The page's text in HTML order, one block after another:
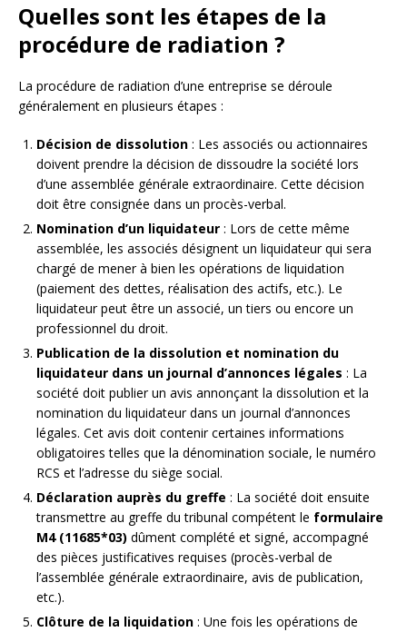
Quelles sont les étapes de la
procédure de radiation ?
La procédure de radiation d’une entreprise se déroule
généralement en plusieurs étapes :
Décision de dissolution : Les associés ou actionnaires
doivent prendre la décision de dissoudre la société lors
d’une assemblée générale extraordinaire. Cette décision
doit être consignée dans un procès-verbal.
Nomination d’un liquidateur : Lors de cette même
assemblée, les associés désignent un liquidateur qui sera
chargé de mener à bien les opérations de liquidation
(paiement des dettes, réalisation des actifs, etc.). Le
liquidateur peut être un associé, un tiers ou encore un
professionnel du droit.
Publication de la dissolution et nomination du
liquidateur dans un journal d’annonces légales : La
société doit publier un avis annonçant la dissolution et la
nomination du liquidateur dans un journal d’annonces
légales. Cet avis doit contenir certaines informations
obligatoires telles que la dénomination sociale, le numéro
RCS et l’adresse du siège social.
Déclaration auprès du greffe : La société doit ensuite
transmettre au greffe du tribunal compétent le formulaire
M4 (11685*03) dûment complété et signé, accompagné
des pièces justificatives requises (procès-verbal de
l’assemblée générale extraordinaire, avis de publication,
etc.).
Clôture de la liquidation : Une fois les opérations de